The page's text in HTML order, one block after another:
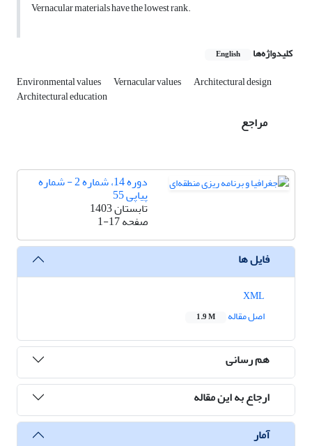
Vernacular materials have the lowest rank.
کلیدواژه‌ها English
Environmental values Vernacular values Architectural design
Architectural education
مراجع
دوره 14، شماره 2 - شماره
پیاپی 55
تابستان 1403
صفحه1-17
فایل ها
اصل مقاله
1.9 M
هم رسانی
ارجاع به این مقاله
آمار